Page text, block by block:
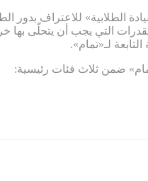
الطلابية» للاعتراف
التي يجب أن يتحلّى بها
لـ«تمام».
ضمن ثلاث فئات رئيسية: